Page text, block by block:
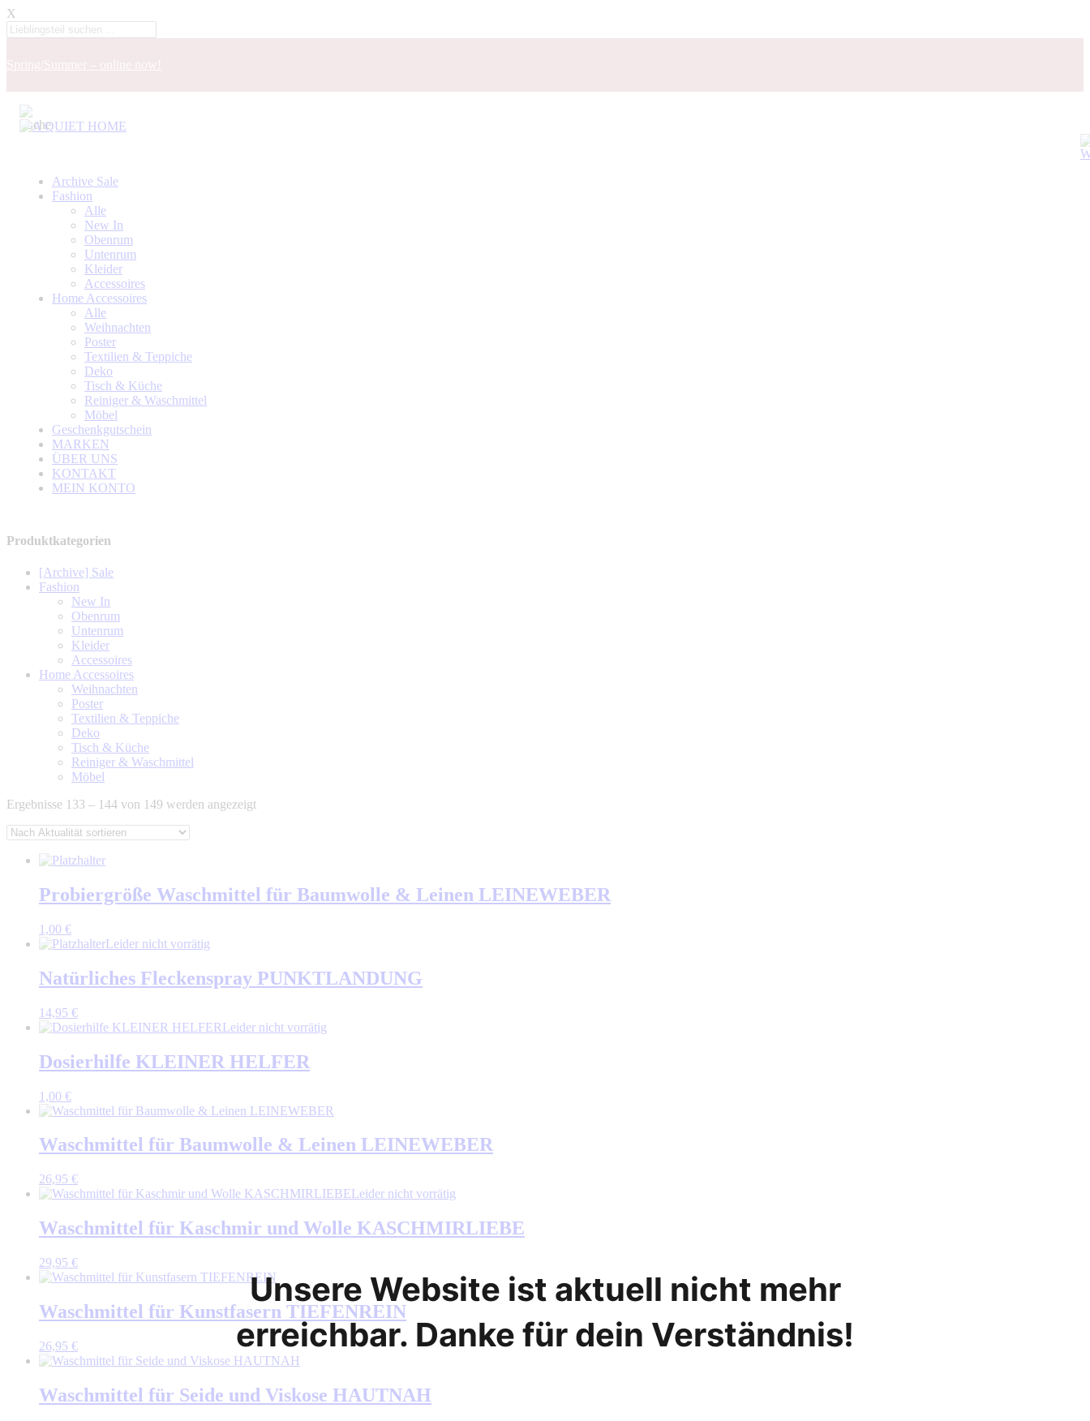
X
Archive Sale
Fashion
Alle
New In
Obenrum
Untenrum
Kleider
Accessoires
Home Accessoires
Alle
Weihnachten
Poster
Textilien & Teppiche
Deko
Tisch & Küche
Reiniger & Waschmittel
Möbel
Geschenkgutschein
MARKEN
ÜBER UNS
KONTAKT
MEIN KONTO
Produktkategorien
[Archive] Sale
Fashion
New In
Obenrum
Untenrum
Kleider
Accessoires
Home Accessoires
Weihnachten
Poster
Textilien & Teppiche
Deko
Tisch & Küche
Reiniger & Waschmittel
Möbel
Ergebnisse 133 – 144 von 149 werden angezeigtNach
Probiergröße Waschmittel für Baumwolle & Leinen LEINEWEBER
1,00 €
Leider nicht vorrätig
Natürliches Fleckenspray PUNKTLANDUNG
14,95 €
Leider nicht vorrätig
Dosierhilfe KLEINER HELFER
1,00 €
Waschmittel für Baumwolle & Leinen LEINEWEBER
26,95 €
Leider nicht vorrätig
Waschmittel für Kaschmir und Wolle KASCHMIRLIEBE
29,95 €
Waschmittel für Kunstfasern TIEFENREIN
26,95 €
Waschmittel für Seide und Viskose HAUTNAH
Unsere Website ist aktuell nicht mehr
erreichbar. Danke für dein Verständnis!